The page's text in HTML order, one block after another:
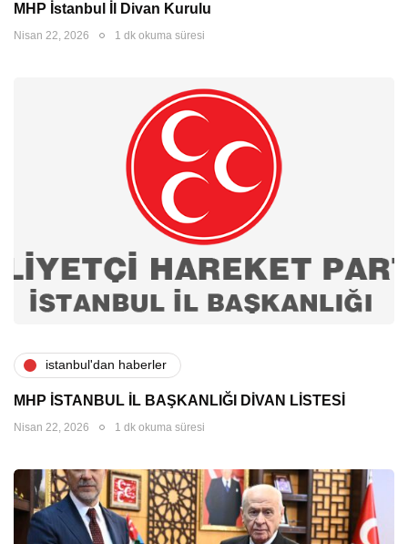
MHP İstanbul İl Divan Kurulu
Nisan 22, 2026 1 dk okuma süresi
i̇stanbul'dan haberler
MHP İSTANBUL İL BAŞKANLIĞI DİVAN LİSTESİ
Nisan 22, 2026 1 dk okuma süresi